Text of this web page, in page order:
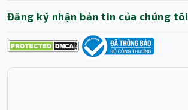
Đăng ký nhận bản tin của chúng tôi